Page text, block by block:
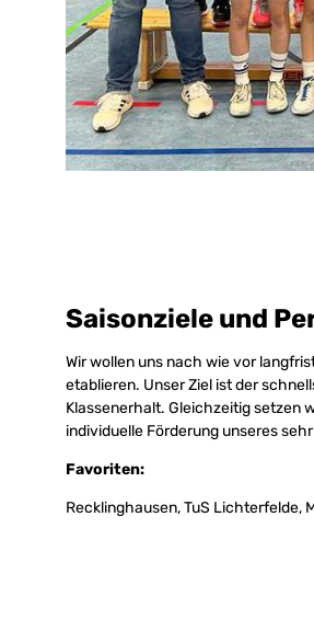
Saisonziele und
Wir wollen uns nach wie vor
etablieren. Unser Ziel ist der
Klassenerhalt. Gleichzeitig setzen
individuelle Förderung unseres
Favoriten:
Recklinghausen, TuS Lichterfelde,